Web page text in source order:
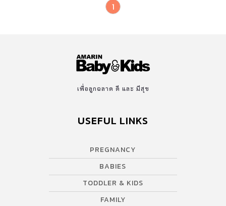
1
เพื่อลูกฉลาด ดี และ มีสุข
USEFUL LINKS
PREGNANCY
BABIES
TODDLER & KIDS
FAMILY